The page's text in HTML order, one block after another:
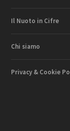
Il Nuoto in Cifre
Chi siamo
Privacy & Cookie